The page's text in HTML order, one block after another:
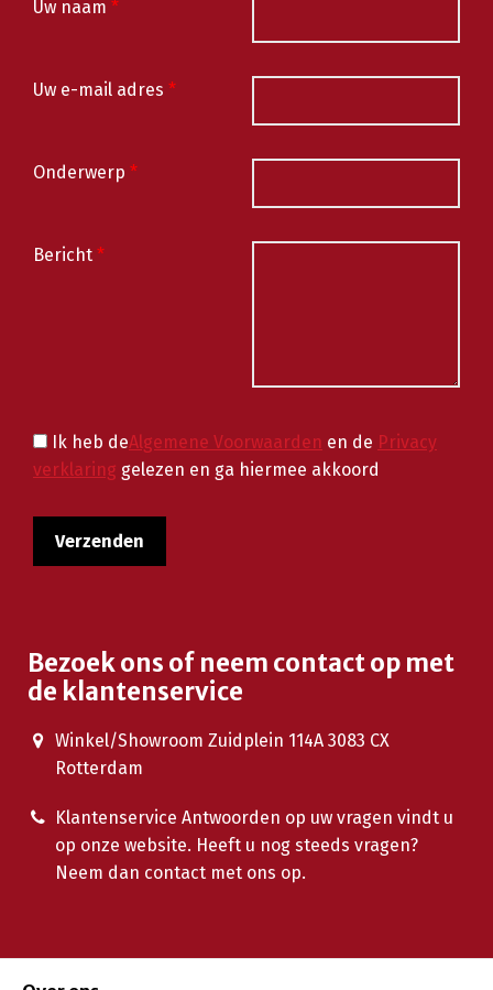
Uw naam *
Uw e-mail adres *
Onderwerp *
Bericht *
Ik heb deAlgemene Voorwaarden en de Privacy
verklaring gelezen en ga hiermee akkoord
Bezoek ons of neem contact op met
de klantenservice
Winkel/Showroom Zuidplein 114A 3083 CX
Rotterdam
Klantenservice Antwoorden op uw vragen vindt u
op onze website. Heeft u nog steeds vragen?
Neem dan contact met ons op.